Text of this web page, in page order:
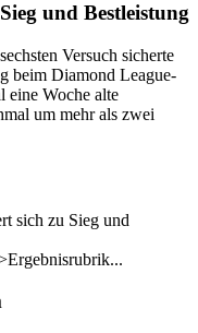
und Bestleistung
Versuch sicherte
beim Diamond League-
eine Woche alte
um mehr als zwei
sich zu Sieg und